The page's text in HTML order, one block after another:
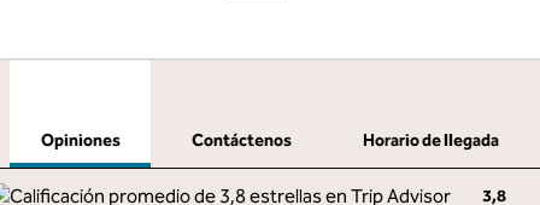
Opiniones Contáctenos
Horario de llegada
3,8